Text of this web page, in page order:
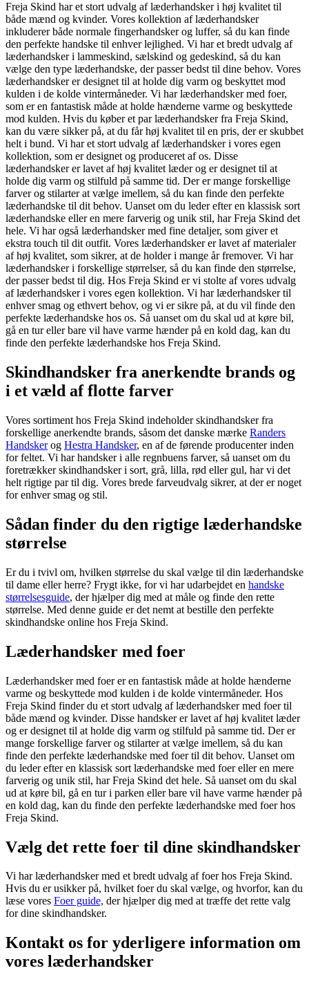
Freja Skind har et stort udvalg af læderhandsker i høj kvalitet til
både mænd og kvinder. Vores kollektion af læderhandsker
inkluderer både normale fingerhandsker og luffer, så du kan finde
den perfekte handske til enhver lejlighed. Vi har et bredt udvalg af
læderhandsker i lammeskind, sælskind og gedeskind, så du kan
vælge den type læderhandske, der passer bedst til dine behov. Vores
læderhandsker er designet til at holde dig varm og beskyttet mod
kulden i de kolde vintermåneder. Vi har læderhandsker med foer,
som er en fantastisk måde at holde hænderne varme og beskyttede
mod kulden. Hvis du køber et par læderhandsker fra Freja Skind,
kan du være sikker på, at du får høj kvalitet til en pris, der er skubbet
helt i bund. Vi har et stort udvalg af læderhandsker i vores egen
kollektion, som er designet og produceret af os. Disse
læderhandsker er lavet af høj kvalitet læder og er designet til at
holde dig varm og stilfuld på samme tid. Der er mange forskellige
farver og stilarter at vælge imellem, så du kan finde den perfekte
læderhandske til dit behov. Uanset om du leder efter en klassisk sort
læderhandske eller en mere farverig og unik stil, har Freja Skind det
hele. Vi har også læderhandsker med fine detaljer, som giver et
ekstra touch til dit outfit. Vores læderhandsker er lavet af materialer
af høj kvalitet, som sikrer, at de holder i mange år fremover. Vi har
læderhandsker i forskellige størrelser, så du kan finde den størrelse,
der passer bedst til dig. Hos Freja Skind er vi stolte af vores udvalg
af læderhandsker i vores egen kollektion. Vi har læderhandsker til
enhver smag og ethvert behov, og vi er sikre på, at du vil finde den
perfekte læderhandske hos os. Så uanset om du skal ud at køre bil,
gå en tur eller bare vil have varme hænder på en kold dag, kan du
finde den perfekte læderhandske hos Freja Skind.
Skindhandsker fra anerkendte brands og
i et væld af flotte farver
Vores sortiment hos Freja Skind indeholder skindhandsker fra
forskellige anerkendte brands, såsom det danske mærke Randers
Handskerog Hestra Handsker, en af de førende producenter inden
for feltet. Vi har handsker i alle regnbuens farver, så uanset om du
foretrækker skindhandsker i sort, grå, lilla, rød eller gul, har vi det
helt rigtige par til dig. Vores brede farveudvalg sikrer, at der er noget
for enhver smag og stil.
Sådan finder du den rigtige læderhandske
størrelse
Er du i tvivl om, hvilken størrelse du skal vælge til din læderhandske
til dame eller herre? Frygt ikke, for vi har udarbejdet en handske
størrelsesguide, der hjælper dig med at måle og finde den rette
størrelse. Med denne guide er det nemt at bestille den perfekte
skindhandske online hos Freja Skind.
Læderhandsker med foer
Læderhandsker med foer er en fantastisk måde at holde hænderne
varme og beskyttede mod kulden i de kolde vintermåneder. Hos
Freja Skind finder du et stort udvalg af læderhandsker med foer til
både mænd og kvinder. Disse handsker er lavet af høj kvalitet læder
og er designet til at holde dig varm og stilfuld på samme tid. Der er
mange forskellige farver og stilarter at vælge imellem, så du kan
finde den perfekte læderhandske med foer til dit behov. Uanset om
du leder efter en klassisk sort læderhandske med foer eller en mere
farverig og unik stil, har Freja Skind det hele. Så uanset om du skal
ud at køre bil, gå en tur i parken eller bare vil have varme hænder på
en kold dag, kan du finde den perfekte læderhandske med foer hos
Freja Skind.
Vælg det rette foer til dine skindhandsker
Vi har læderhandsker med et bredt udvalg af foer hos Freja Skind.
Hvis du er usikker på, hvilket foer du skal vælge, og hvorfor, kan du
læse vores Foer guide, der hjælper dig med at træffe det rette valg
for dine skindhandsker.
Kontakt os for yderligere information om
vores læderhandsker